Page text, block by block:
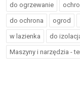
do ogrzewanie
do ochrona ogrod
w lazienka do
Maszyny i narzędzia -